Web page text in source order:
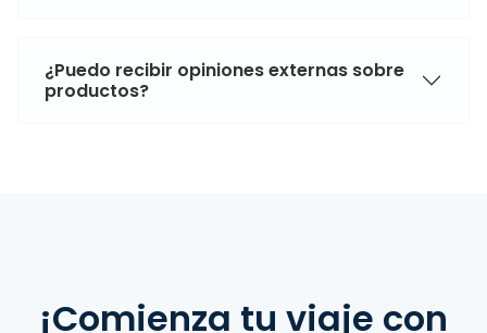
¿Puedo recibir opiniones externas sobre
productos?
¡Comienza tu viaje con